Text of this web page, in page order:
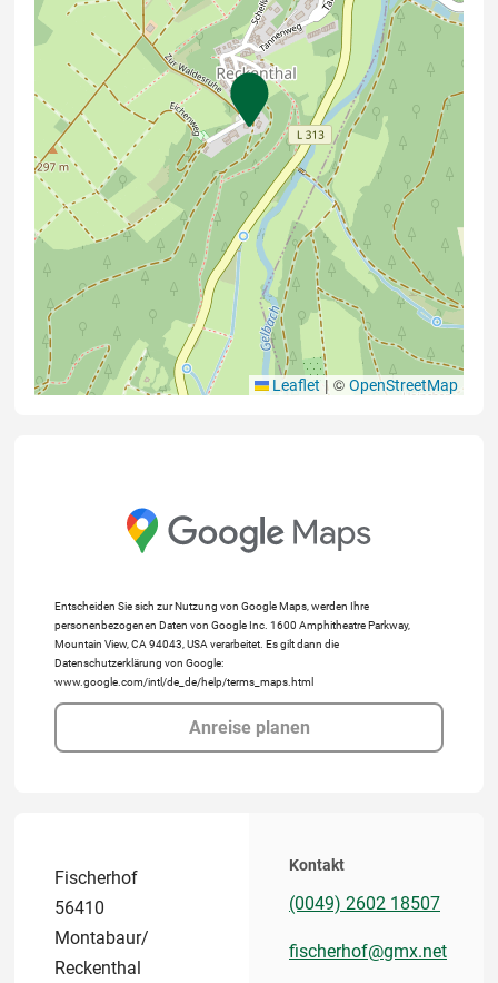
Leaflet | © OpenStreetMap
Entscheiden Sie sich zur Nutzung von Google Maps, werden Ihre
personenbezogenen Daten von Google Inc. 1600 Amphitheatre Parkway,
Mountain View, CA 94043, USA verarbeitet. Es gilt dann die
Datenschutzerklärung von Google:
www.google.com/intl/de_de/help/terms_maps.html
Anreise planen
Fischerhof
56410
Montabaur/
Reckenthal
Kontakt
(0049) 2602 18507
fischerhof@gmx.net